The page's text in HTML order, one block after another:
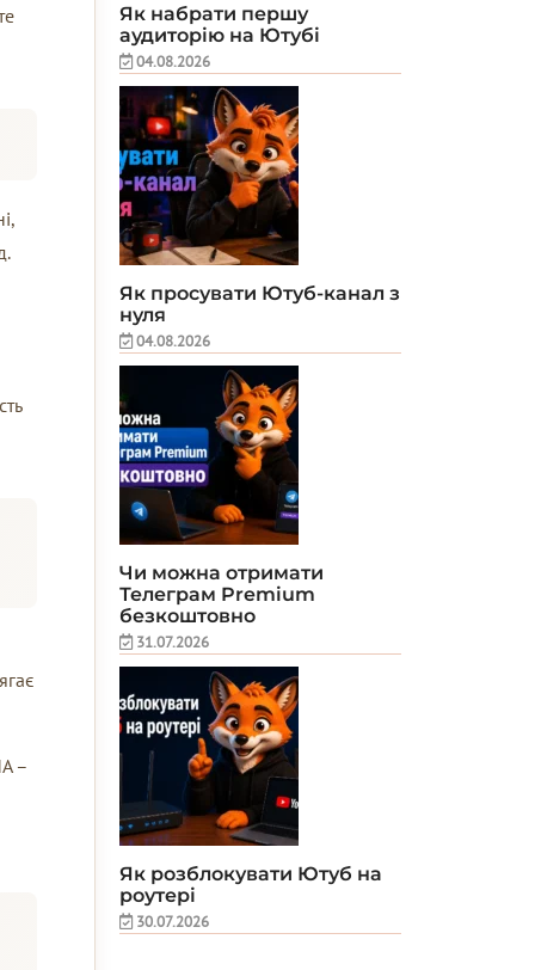
–
Як набрати першу
аудиторію на Ютубі
04.08.2026
Як просувати Ютуб-канал з
нуля
04.08.2026
Чи можна отримати
Телеграм Premium
безкоштовно
31.07.2026
Як розблокувати Ютуб на
роутері
30.07.2026